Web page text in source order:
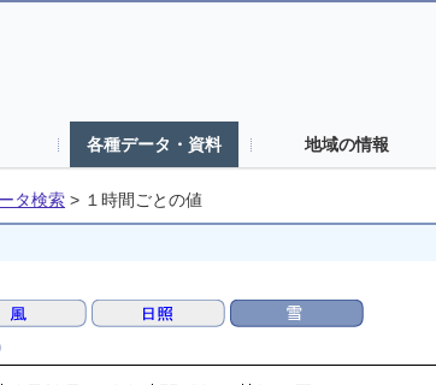
各種データ・資料 地域の情報
タ検索 > １時間ごとの値